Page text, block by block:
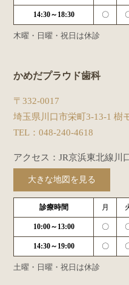
14:30～18:30 〇
木曜・日曜・祝日は休診
かめだプラウド歯科
〒332-0017
埼玉県川口市栄町3-13-1 樹
TEL：048-240-4618
アクセス：JR京浜東北線川
大きな地図を見る
診療時間 月
10:00～13:00 〇
14:30～19:00 〇
土曜・日曜・祝日は休診